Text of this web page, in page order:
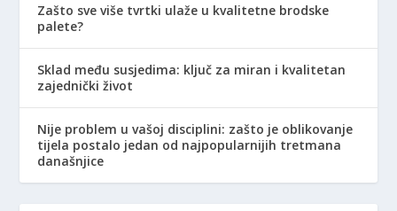
Zašto sve više tvrtki ulaže u kvalitetne brodske
palete?
Sklad među susjedima: ključ za miran i kvalitetan
zajednički život
Nije problem u vašoj disciplini: zašto je oblikovanje
tijela postalo jedan od najpopularnijih tretmana
današnjice